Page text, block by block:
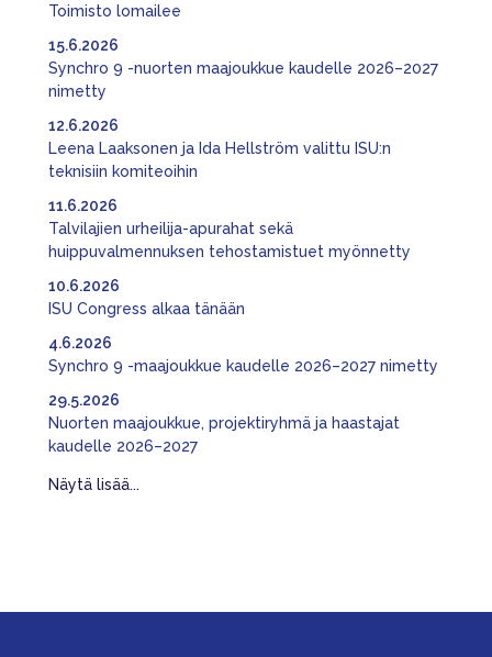
Toimisto lomailee
Synchro 9 -nuorten maajoukkue kaudelle 2026–2027
nimetty
15.6.2026
Leena Laaksonen ja Ida Hellström valittu ISU:n
teknisiin komiteoihin
12.6.2026
Talvilajien urheilija-apurahat sekä
huippuvalmennuksen tehostamistuet myönnetty
11.6.2026
ISU Congress alkaa tänään
10.6.2026
Synchro 9 -maajoukkue kaudelle 2026–2027 nimetty
4.6.2026
Nuorten maajoukkue, projektiryhmä ja haastajat
kaudelle 2026–2027
29.5.2026
Näytä lisää...